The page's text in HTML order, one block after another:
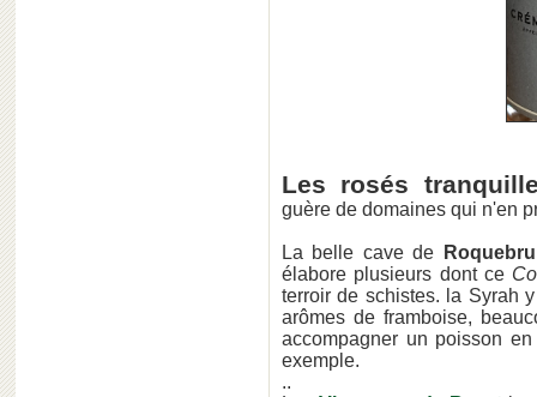
Les rosés
guère de domaines qui n'en
La belle cave de
élabore plusieurs dont ce
terroir de schistes. la Syrah
arômes de framboise,
accompagner un poisson
exemple.
..